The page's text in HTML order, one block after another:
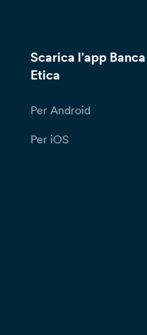
Scarica l'app Banca
Etica
Per Android
Per iOS